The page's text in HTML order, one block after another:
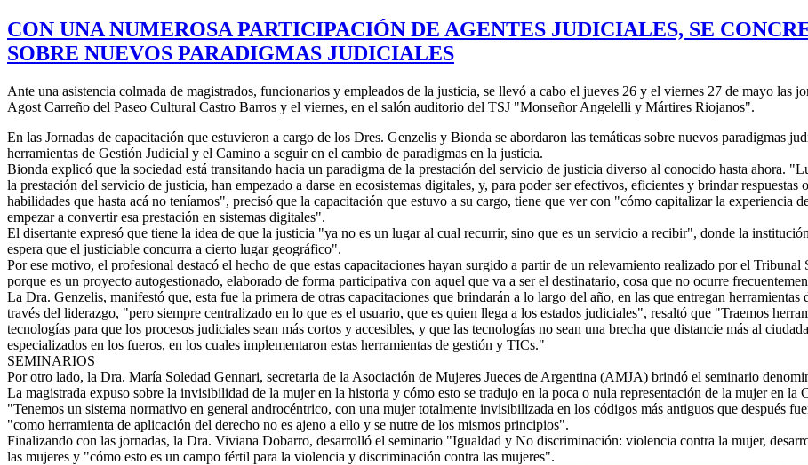
CON UNA NUMEROSA PARTICIPACIÓN DE AGENTES JUDICIALES, SE
SOBRE NUEVOS PARADIGMAS JUDICIALES
Ante una asistencia colmada de magistrados, funcionarios y empleados de la justicia, se llevó a cabo el jueves 26 y el viernes 27 de mayo las
Agost Carreño del Paseo Cultural Castro Barros y el viernes, en el salón auditorio del TSJ "Monseñor Angelelli y Mártires Riojanos".
En las Jornadas de capacitación que estuvieron a cargo de los Dres. Genzelis y Bionda se abordaron las temáticas sobre nuevos paradigmas
herramientas de Gestión Judicial y el Camino a seguir en el cambio de paradigmas en la justicia.
Bionda explicó que la sociedad está transitando hacia un paradigma de la prestación del servicio de justicia diverso al conocido hasta ahora.
la prestación del servicio de justicia, han empezado a darse en ecosistemas digitales, y, para poder ser efectivos, eficientes y brindar respuestas
habilidades que hasta acá no teníamos", precisó que la capacitación que estuvo a su cargo, tiene que ver con "cómo capitalizar la experiencia
empezar a convertir esa prestación en sistemas digitales".
El disertante expresó que tiene la idea de que la justicia "ya no es un lugar al cual recurrir, sino que es un servicio a recibir", donde la
espera que el justiciable concurra a cierto lugar geográfico".
Por ese motivo, el profesional destacó el hecho de que estas capacitaciones hayan surgido a partir de un relevamiento realizado por el
porque es un proyecto autogestionado, elaborado de forma participativa con aquel que va a ser el destinatario, cosa que no ocurre
La Dra. Genzelis, manifestó que, esta fue la primera de otras capacitaciones que brindarán a lo largo del año, en las que entregan
través del liderazgo, "pero siempre centralizado en lo que es el usuario, que es quien llega a los estados judiciales", resaltó que "Traemos
tecnologías para que los procesos judiciales sean más cortos y accesibles, y que las tecnologías no sean una brecha que distancie más al
especializados en los fueros, en los cuales implementaron estas herramientas de gestión y TICs."
SEMINARIOS
Por otro lado, la Dra. María Soledad Gennari, secretaria de la Asociación de Mujeres Jueces de Argentina (AMJA) brindó el seminario
La magistrada expuso sobre la invisibilidad de la mujer en la historia y cómo esto se tradujo en la poca o nula representación de la mujer en
"Tenemos un sistema normativo en general androcéntrico, con una mujer totalmente invisibilizada en los códigos más antiguos que después
"como herramienta de aplicación del derecho no es ajeno a ello y se nutre de los mismos principios".
Finalizando con las jornadas, la Dra. Viviana Dobarro, desarrolló el seminario "Igualdad y No discriminación: violencia contra la mujer,
las mujeres y "cómo esto es un campo fértil para la violencia y discriminación contra las mujeres".